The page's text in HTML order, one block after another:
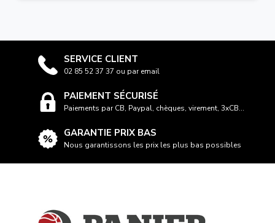
SERVICE CLIENT
02 85 52 37 37 ou par email
PAIEMENT SÉCURISÉ
Paiements par CB, Paypal, chèques, virement, 3xCB...
GARANTIE PRIX BAS
Nous garantissons les prix les plus bas possibles